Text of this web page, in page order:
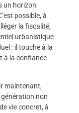
un horizon
possible, à
la fiscalité,
urbanistique
: il touche à la
à la confiance
maintenant,
non
vie concret, à